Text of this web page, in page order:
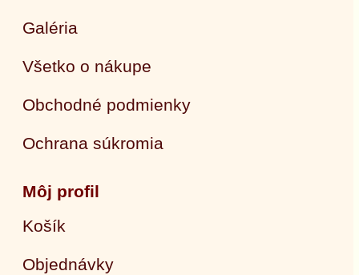
Galéria
Všetko o nákupe
Obchodné podmienky
Ochrana súkromia
Môj profil
Košík
Objednávky